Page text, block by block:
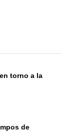
torno a la
de